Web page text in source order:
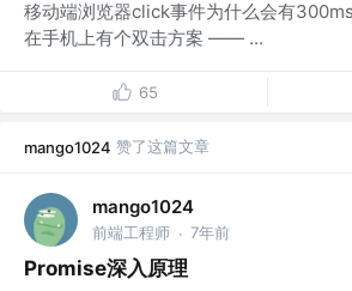
移动端浏览器click事件为什么会有
在手机上有个双击方案 —— ...
65
mango1024 赞了这篇文章
mango1024
前端工程师 · 7年前
Promise深入原理